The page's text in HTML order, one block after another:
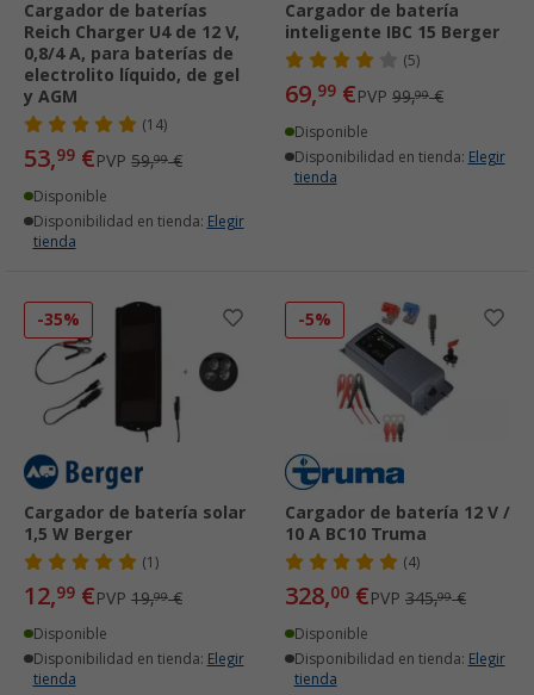
Cargador de baterías
Reich Charger U4 de 12 V,
0,8/4 A, para baterías de
electrolito líquido, de gel
y AGM
(14)
53,99 €PVP 59,99€
Disponible
Disponibilidad en tienda: Elegir
tienda
Cargador de batería
inteligente IBC 15 Berger
(5)
69,99 €PVP 99,99€
Disponible
Disponibilidad en tienda: Elegir
tienda
-35%
Cargador de batería solar
1,5 W Berger
(1)
12,99 €PVP 19,99€
Disponible
Disponibilidad en tienda: Elegir
tienda
-5%
Cargador de batería 12 V /
10 A BC10 Truma
(4)
328,00 €PVP 345,99€
Disponible
Disponibilidad en tienda: Elegir
tienda